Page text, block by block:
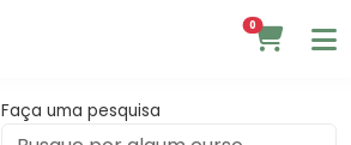
0
Faça uma pesquisa